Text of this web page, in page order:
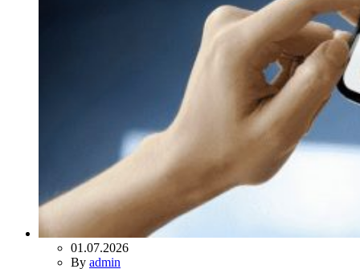
01.07.2026
By admin